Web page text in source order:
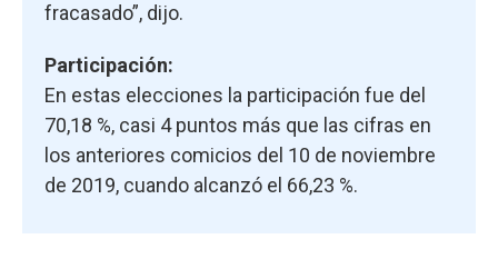
fracasado”, dijo.
Participación:
En estas elecciones la participación fue del
70,18 %, casi 4 puntos más que las cifras en
los anteriores comicios del 10 de noviembre
de 2019, cuando alcanzó el 66,23 %.